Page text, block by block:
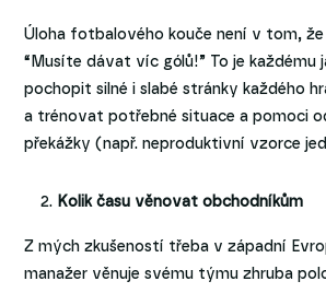
Úloha fotbalového kouče není v tom,
“Musíte dávat víc gólů!” To je každému
pochopit silné i slabé stránky každého
a trénovat potřebné situace a pomoci
překážky (např. neproduktivní vzorce
Kolik času věnovat obchodníkům
Z mých zkušeností třeba v západní
manažer věnuje svému týmu zhruba